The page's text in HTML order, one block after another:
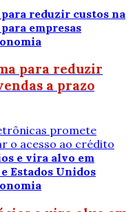
para reduzir
a prazo
promete
o acesso ao crédito